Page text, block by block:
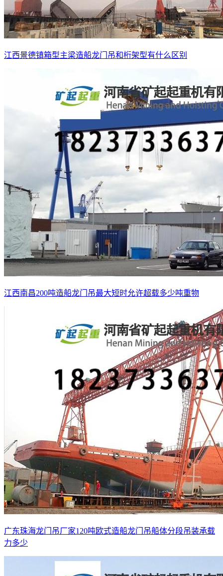
江西景德镇箱型主梁造船龙门吊和桁架型有什么区别
江西南昌200吨造船龙门吊最大短时允许超载多少吨重物
广东珠海龙门吊厂家120吨欧式造船龙门吊船体分段吊装承载
力多少